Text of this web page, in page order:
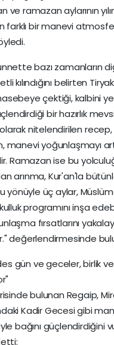
ve ramazan aylarının
farklı bir manevi
bazı zamanların
kılındığını belirten
çektiği, kalbini
bir hazırlık
olarak nitelendirilen
manevi yoğunlaşmayı
Ramazan ise bu
arınma, Kur'an'la
yönüyle üç aylar,
programını inşa
fırsatlarını
değerlendirmesinde
gün ve geceler, birlik
bulunan Regaip,
Kadir Gecesi gibi
bağını güçlendirdiğini